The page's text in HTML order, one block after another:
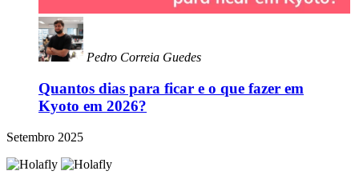
Pedro Correia Guedes
Quantos dias para ficar e o que fazer em
Kyoto em 2026?
Setembro 2025